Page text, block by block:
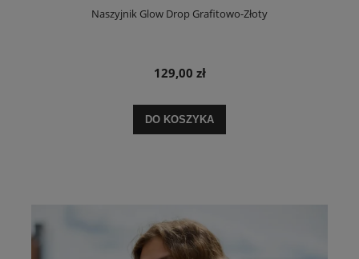
Naszyjnik Glow Drop Grafitowo-Złoty
129,00 zł
DO KOSZYKA